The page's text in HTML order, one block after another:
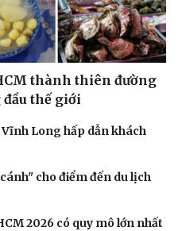
thành thiên đường
thế giới
Long hấp dẫn khách
cho điểm đến du lịch
2026 có quy mô lớn nhất